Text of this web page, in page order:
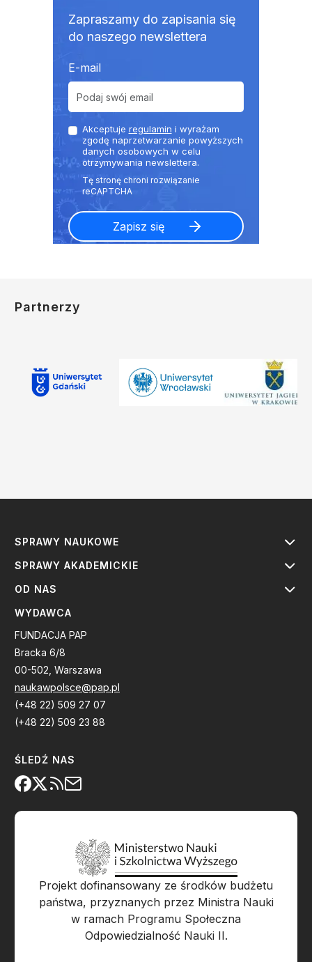
Zapraszamy do zapisania się
do naszego newslettera
E-mail
Akceptuje regulamin i wyrażam
zgodę naprzetwarzanie powyższych
danych osobowych w celu
otrzymywania newslettera.
Partnerzy
SPRAWY NAUKOWE
SPRAWY AKADEMICKIE
OD NAS
WYDAWCA
FUNDACJA PAP
Bracka 6/8
00-502, Warszawa
naukawpolsce@pap.pl
(+48 22) 509 27 07
(+48 22) 509 23 88
ŚLEDŹ NAS
Projekt dofinansowany ze środków budżetu
państwa, przyznanych przez Ministra Nauki
w ramach Programu Społeczna
Odpowiedzialność Nauki II.